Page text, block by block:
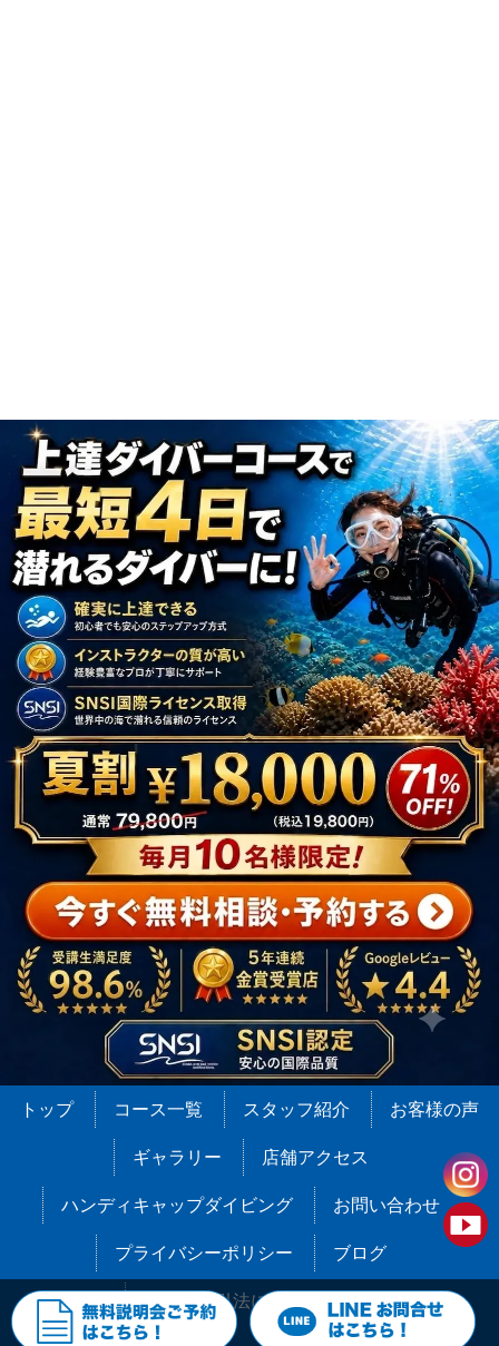
トップ コース一覧 スタッフ紹介 お客様の声
ギャラリー 店舗アクセス
ハンディキャップダイビング お問い合わせ
プライバシーポリシー ブログ
特定商取引法に基づく表記